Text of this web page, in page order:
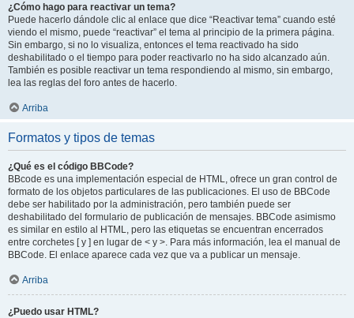
¿Cómo hago para reactivar un tema?
Puede hacerlo dándole clic al enlace que dice “Reactivar tema” cuando esté
viendo el mismo, puede “reactivar” el tema al principio de la primera página.
Sin embargo, si no lo visualiza, entonces el tema reactivado ha sido
deshabilitado o el tiempo para poder reactivarlo no ha sido alcanzado aún.
También es posible reactivar un tema respondiendo al mismo, sin embargo,
lea las reglas del foro antes de hacerlo.
Arriba
Formatos y tipos de temas
¿Qué es el código BBCode?
BBcode es una implementación especial de HTML, ofrece un gran control de
formato de los objetos particulares de las publicaciones. El uso de BBCode
debe ser habilitado por la administración, pero también puede ser
deshabilitado del formulario de publicación de mensajes. BBCode asimismo
es similar en estilo al HTML, pero las etiquetas se encuentran encerrados
entre corchetes [ y ] en lugar de < y >. Para más información, lea el manual de
BBCode. El enlace aparece cada vez que va a publicar un mensaje.
Arriba
¿Puedo usar HTML?